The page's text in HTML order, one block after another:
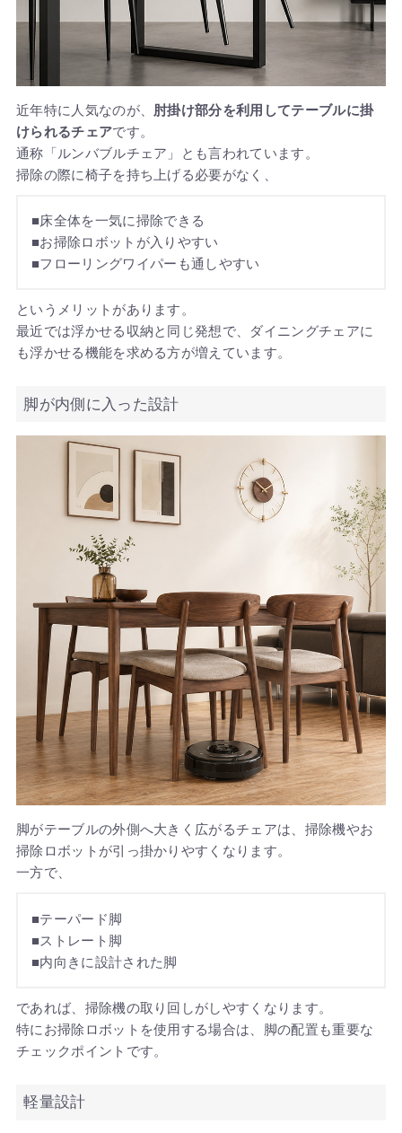
近年特に人気なのが、 肘掛け部分を利用してテーブルに掛
けられるチェアです。
通称「ルンバブルチェア」とも言われています。
掃除の際に椅子を持ち上げる必要がなく、
■床全体を一気に掃除できる
■お掃除ロボットが入りやすい
■フローリングワイパーも通しやすい
というメリットがあります。
最近では浮かせる収納と同じ発想で、ダイニングチェアに
も浮かせる機能を求める方が増えています。
脚が内側に入った設計
脚がテーブルの外側へ大きく広がるチェアは、掃除機やお
掃除ロボットが引っ掛かりやすくなります。
一方で、
■テーパード脚
■ストレート脚
■内向きに設計された脚
であれば、掃除機の取り回しがしやすくなります。
特にお掃除ロボットを使用する場合は、脚の配置も重要な
チェックポイントです。
軽量設計